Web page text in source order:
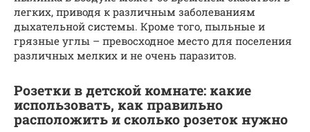
легких, приводя к различным заболеваниям
дыхательной системы. Кроме того, пыльные и
грязные углы – превосходное место для поселения
различных мелких и не очень паразитов.
Розетки в детской комнате: какие
использовать, как правильно
расположить и сколько розеток нужно